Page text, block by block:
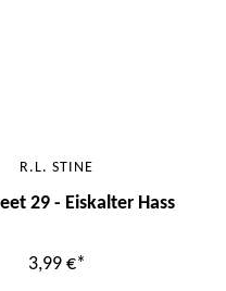
R.L. STINE
29 - Eiskalter Hass
3,99 €*